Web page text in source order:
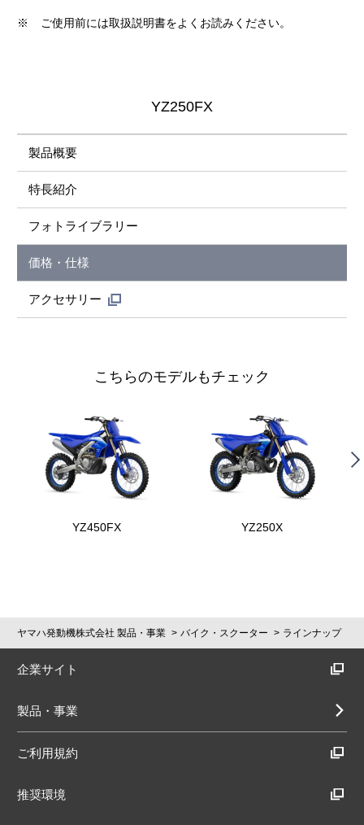
※ ご使用前には取扱説明書をよくお読みください。
YZ250FX
製品概要
特長紹介
フォトライブラリー
価格・仕様
アクセサリー
こちらのモデルもチェック
YZ450FX YZ250X
ヤマハ発動機株式会社 製品・事業 バイク・スクーター ラインナップ
企業サイト
製品・事業
ご利用規約
推奨環境